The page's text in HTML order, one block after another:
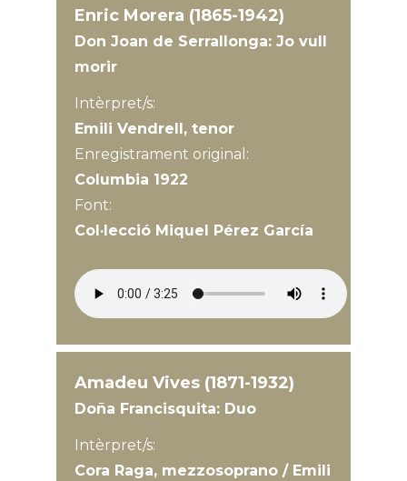
Enric Morera (1865-1942)
Don Joan de Serrallonga: Jo vull
morir
Intèrpret/s:
Emili Vendrell, tenor
Enregistrament original:
Columbia 1922
Font:
Col·lecció Miquel Pérez García
Amadeu Vives (1871-1932)
Doña Francisquita: Duo
Intèrpret/s:
Cora Raga, mezzosoprano / Emili